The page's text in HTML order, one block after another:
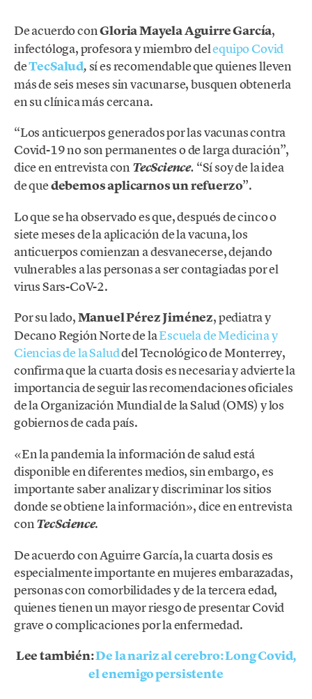
De acuerdo conGloria Mayela Aguirre García,
infectóloga, profesora y miembro delequipo Covid
deTecSalud,sí es recomendable que quienes lleven
más de seis meses sin vacunarse, busquen obtenerla
en su clínica más cercana.
“Los anticuerpos generados por las vacunas contra
Covid-19 no son permanentes o de larga duración”,
dice en entrevista con TecScience. “Sí soy de la idea
de quedebemos aplicarnos un refuerzo”.
Lo que se ha observado es que, después de cinco o
siete meses de la aplicación de la vacuna, los
anticuerpos comienzan a desvanecerse, dejando
vulnerables a las personas a ser contagiadas por el
virus Sars-CoV-2.
Por su lado,Manuel Pérez Jiménez, pediatra y
Decano Región Norte de laEscuela de Medicina y
Ciencias de la Saluddel Tecnológico de Monterrey,
confirma que la cuarta dosis es necesaria y advierte la
importancia de seguir las recomendaciones oficiales
de la Organización Mundial de la Salud (OMS) y los
gobiernos de cada país.
«En la pandemia la información de salud está
disponible en diferentes medios, sin embargo, es
importante saber analizar y discriminar los sitios
donde se obtiene la información», dice en entrevista
conTecScience.
De acuerdo con Aguirre García, la cuarta dosis es
especialmente importante en mujeres embarazadas,
personas con comorbilidades y de la tercera edad,
quienes tienen un mayor riesgo de presentar Covid
grave o complicaciones por la enfermedad.
Lee también:De la nariz al cerebro: Long Covid,
el enemigo persistente